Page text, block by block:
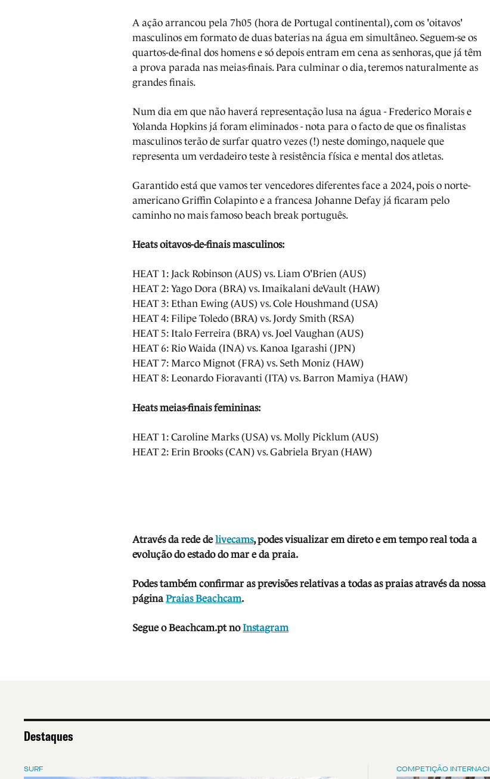
A ação arrancou pela 7h05 (hora de Portugal continental), com os 'oitavos'
masculinos em formato de duas baterias na água em simultâneo. Seguem-se os
quartos-de-final dos homens e só depois entram em cena as senhoras, que já têm
a prova parada nas meias-finais. Para culminar o dia, teremos naturalmente as
grandes finais.
Num dia em que não haverá representação lusa na água - Frederico Morais e
Yolanda Hopkins já foram eliminados - nota para o facto de que os finalistas
masculinos terão de surfar quatro vezes (!) neste domingo, naquele que
representa um verdadeiro teste à resistência física e mental dos atletas.
Garantido está que vamos ter vencedores diferentes face a 2024, pois o norte-
americano Griffin Colapinto e a francesa Johanne Defay já ficaram pelo
caminho no mais famoso beach break português.
Heats oitavos-de-finais masculinos:
HEAT 1: Jack Robinson (AUS) vs. Liam O'Brien (AUS)
HEAT 2: Yago Dora (BRA) vs. Imaikalani deVault (HAW)
HEAT 3: Ethan Ewing (AUS) vs. Cole Houshmand (USA)
HEAT 4: Filipe Toledo (BRA) vs. Jordy Smith (RSA)
HEAT 5: Italo Ferreira (BRA) vs. Joel Vaughan (AUS)
HEAT 6: Rio Waida (INA) vs. Kanoa Igarashi (JPN)
HEAT 7: Marco Mignot (FRA) vs. Seth Moniz (HAW)
HEAT 8: Leonardo Fioravanti (ITA) vs. Barron Mamiya (HAW)
Heats meias-finais femininas:
HEAT 1: Caroline Marks (USA) vs. Molly Picklum (AUS)
HEAT 2: Erin Brooks (CAN) vs. Gabriela Bryan (HAW)
Através da rede delivecams, podes visualizar em direto e em tempo real toda a
evolução do estado do mar e da praia.
Podes também confirmar as previsões relativas a todas as praias através da nossa
páginaPraias Beachcam.
Segue o Beachcam.pt no Instagram
Destaques
SURF COMPETIÇÃO